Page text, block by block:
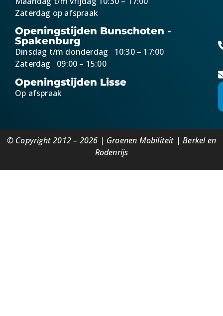
Zaterdag op afspraak
Openingstijden Bunschoten -
Spakenburg
Dinsdag t/m donderdag 10:30 – 17:00
Zaterdag 09:00 – 15:00
Openingstijden Lisse
Op afspraak
© Copyright 2012 – 2026 | Groenen Mobiliteit | Berkel en
Rodenrijs